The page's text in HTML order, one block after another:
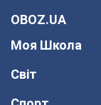
OBOZ.UA
Моя Школа
Світ